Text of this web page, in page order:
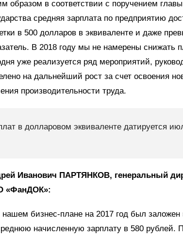
образом в соответствии с поручением главы
средняя зарплата по предприятию
в 500 долларов в эквиваленте и даже
В 2018 году мы не намерены снижать
уже реализуется ряд мероприятий,
на дальнейший рост за счет освоения
производительности труда.
в долларовом эквиваленте датируется
Иванович ПАРТЯНКОВ, генеральный
«ФанДОК»:
бизнес-плане на 2017 год был заложен
начисленную зарплату в 580 руб­лей.